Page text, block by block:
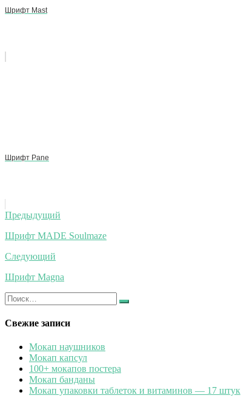
Шрифт Mast
Шрифт Pane
Навигация
по
записям
Предыдущий
Шрифт MADE Soulmaze
Следующий
Шрифт Magna
Искать:
Найти
Свежие записи
Мокап наушников
Мокап капсул
100+ мокапов постера
Мокап банданы
Мокап упаковки таблеток и витаминов — 17 штук